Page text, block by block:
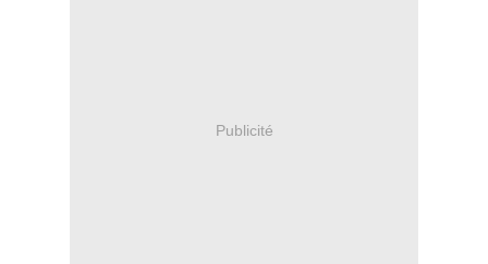
Publicité